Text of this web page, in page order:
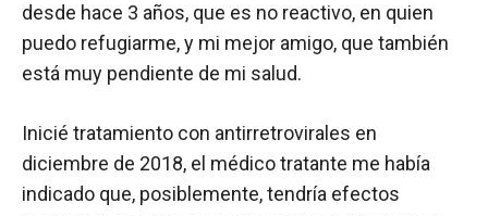
desde hace 3 años, que es no reactivo, en quien
puedo refugiarme, y mi mejor amigo, que también
está muy pendiente de mi salud.
Inicié tratamiento con antirretrovirales en
diciembre de 2018, el médico tratante me había
indicado que, posiblemente, tendría efectos